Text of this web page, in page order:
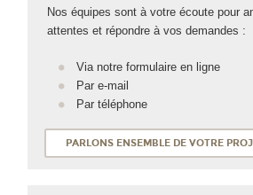
Nos équipes sont à votre écoute pour
attentes et répondre à vos demandes :
Via notre formulaire en ligne
Par e-mail
Par téléphone
PARLONS ENSEMBLE DE VOTRE